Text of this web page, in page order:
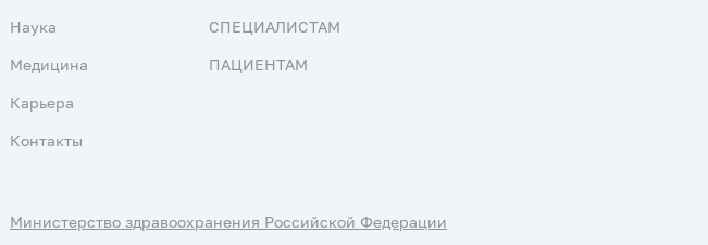
Наука
Медицина
Карьера
Контакты
СПЕЦИАЛИСТАМ
ПАЦИЕНТАМ
Министерство здравоохранения Российской Федерации